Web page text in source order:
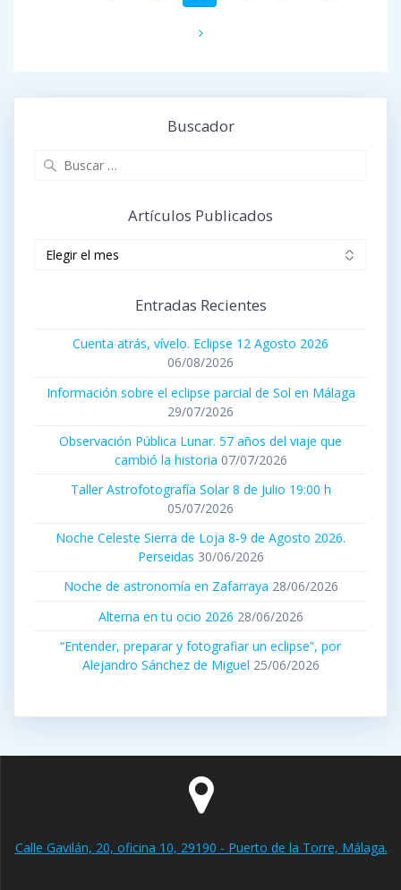
Buscador
Artículos Publicados
Entradas Recientes
Cuenta atrás, vívelo. Eclipse 12 Agosto 2026
06/08/2026
Información sobre el eclipse parcial de Sol en Málaga
29/07/2026
Observación Pública Lunar. 57 años del viaje que
cambió la historia 07/07/2026
Taller Astrofotografía Solar 8 de Julio 19:00 h
05/07/2026
Noche Celeste Sierra de Loja 8-9 de Agosto 2026.
Perseidas 30/06/2026
Noche de astronomía en Zafarraya 28/06/2026
Alterna en tu ocio 2026 28/06/2026
“Entender, preparar y fotografiar un eclipse”, por
Alejandro Sánchez de Miguel 25/06/2026
Calle Gavilán, 20, oficina 10, 29190 - Puerto de la Torre, Málaga.